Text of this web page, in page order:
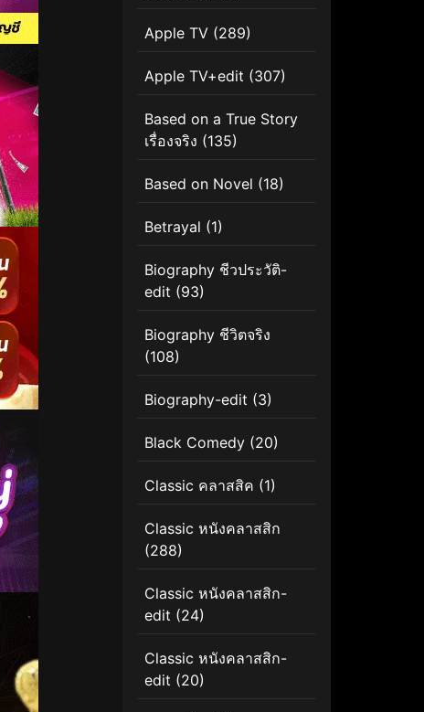
Apple TV (289)
Apple TV+edit (307)
Based on a True Story
เรื่องจริง (135)
Based on Novel (18)
Betrayal (1)
Biography ชีวประวัติ-
edit (93)
Biography ชีวิตจริง
(108)
Biography-edit (3)
Black Comedy (20)
Classic คลาสสิค (1)
Classic หนังคลาสสิก
(288)
Classic หนังคลาสสิก-
edit (24)
Classic หนังคลาสสิก-
edit (20)